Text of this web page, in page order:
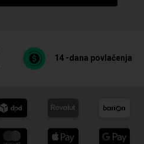
14 -dana povlačenja